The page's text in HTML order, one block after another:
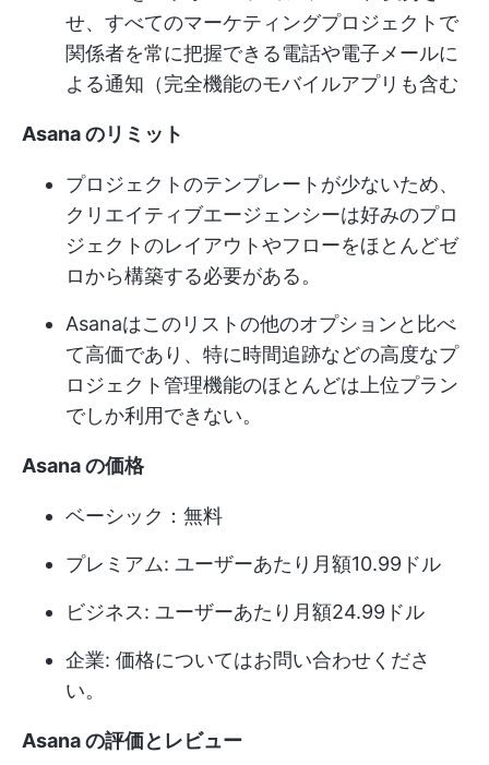
せ、すべてのマーケティングプロジェクトで
関係者を常に把握できる電話や電子メールに
よる通知（完全機能のモバイルアプリも含む
Asana のリミット
プロジェクトのテンプレートが少ないため、
クリエイティブエージェンシーは好みのプロ
ジェクトのレイアウトやフローをほとんどゼ
ロから構築する必要がある。
Asanaはこのリストの他のオプションと比べ
て高価であり、特に時間追跡などの高度なプ
ロジェクト管理機能のほとんどは上位プラン
でしか利用できない。
Asana の価格
ベーシック：無料
プレミアム: ユーザーあたり月額10.99ドル
ビジネス: ユーザーあたり月額24.99ドル
企業: 価格についてはお問い合わせくださ
い。
Asana の評価とレビュー